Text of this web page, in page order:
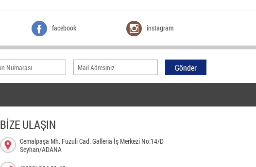
facebook instagram
BİZE ULAŞIN
Cemalpaşa Mh. Fuzuli Cad. Galleria İş Merkezi No:14/D
Seyhan/ADANA